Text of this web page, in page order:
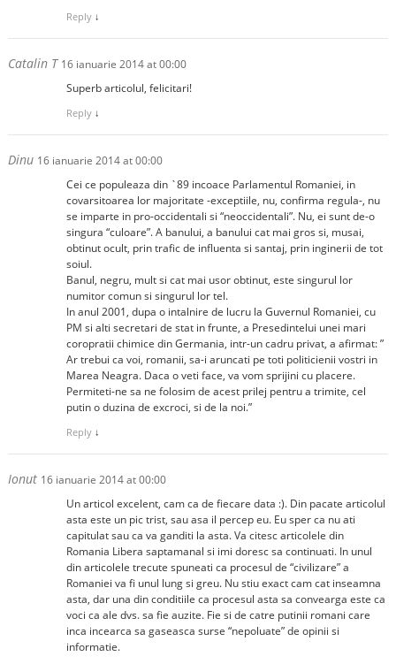
Reply ↓
Catalin T 16 ianuarie 2014 at 00:00
Superb articolul, felicitari!
Reply ↓
Dinu 16 ianuarie 2014 at 00:00
Cei ce populeaza din `89 incoace Parlamentul Romaniei, in
covarsitoarea lor majoritate -exceptiile, nu, confirma regula-, nu
se imparte in pro-occidentali si “neoccidentali”. Nu, ei sunt de-o
singura “culoare”. A banului, a banului cat mai gros si, musai,
obtinut ocult, prin trafic de influenta si santaj, prin inginerii de tot
soiul.
Banul, negru, mult si cat mai usor obtinut, este singurul lor
numitor comun si singurul lor tel.
In anul 2001, dupa o intalnire de lucru la Guvernul Romaniei, cu
PM si alti secretari de stat in frunte, a Presedintelui unei mari
coropratii chimice din Germania, intr-un cadru privat, a afirmat: ”
Ar trebui ca voi, romanii, sa-i aruncati pe toti politicienii vostri in
Marea Neagra. Daca o veti face, va vom sprijini cu placere.
Permiteti-ne sa ne folosim de acest prilej pentru a trimite, cel
putin o duzina de excroci, si de la noi.”
Reply ↓
Ionut 16 ianuarie 2014 at 00:00
Un articol excelent, cam ca de fiecare data :). Din pacate articolul
asta este un pic trist, sau asa il percep eu. Eu sper ca nu ati
capitulat sau ca va ganditi la asta. Va citesc articolele din
Romania Libera saptamanal si imi doresc sa continuati. In unul
din articolele trecute spuneati ca procesul de “civilizare” a
Romaniei va fi unul lung si greu. Nu stiu exact cam cat inseamna
asta, dar una din conditiile ca procesul asta sa convearga este ca
voci ca ale dvs. sa fie auzite. Fie si de catre putinii romani care
inca incearca sa gaseasca surse “nepoluate” de opinii si
informatie.